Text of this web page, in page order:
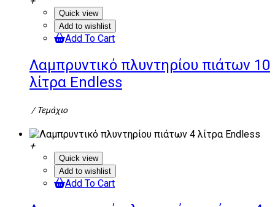
Quick view
Add to wishlist
Add To Cart
Λαμπρυντικό πλυντηρίου πιάτων 10
λίτρα Endless
/ Τεμάχιο
Quick view
Add to wishlist
Add To Cart